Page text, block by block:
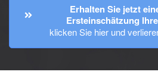
Erhalten Sie jetzt
Ersteinschätzung
klicken Sie hier und